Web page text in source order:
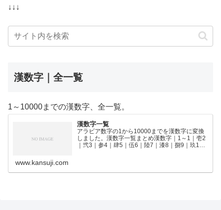
↓↓↓
漢数字｜全一覧
1～10000までの漢数字、全一覧。
漢数字一覧
アラビア数字の1から10000までを漢数字に変換
しました。漢数字一覧まとめ漢数字｜1～1｜壱2
｜弐3｜参4｜肆5｜伍6｜陸7｜漆8｜捌9｜玖10
www.kansuji.com